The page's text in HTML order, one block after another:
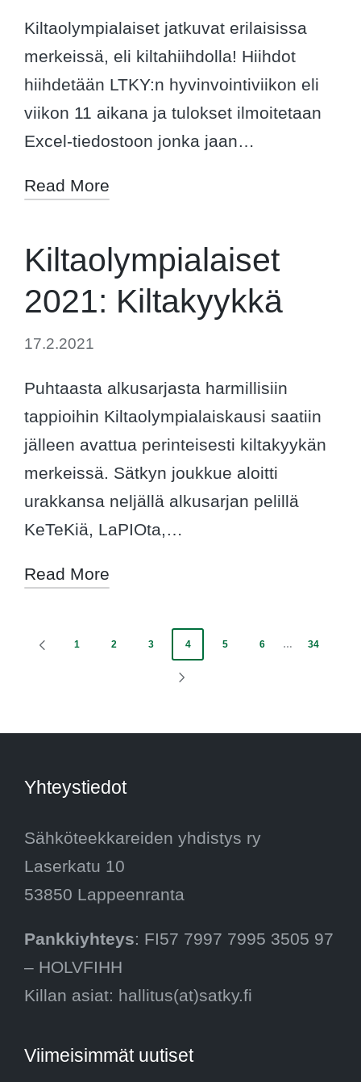
Kiltaolympialaiset jatkuvat erilaisissa
merkeissä, eli kiltahiihdolla! Hiihdot
hiihdetään LTKY:n hyvinvointiviikon eli
viikon 11 aikana ja tulokset ilmoitetaan
Excel-tiedostoon jonka jaan…
Read More
Kiltaolympialaiset
2021: Kiltakyykkä
17.2.2021
Puhtaasta alkusarjasta harmillisiin
tappioihin Kiltaolympialaiskausi saatiin
jälleen avattua perinteisesti kiltakyykän
merkeissä. Sätkyn joukkue aloitti
urakkansa neljällä alkusarjan pelillä
KeTeKiä, LaPIOta,…
Read More
Posts
PREVIOUS
1 2 3 4 5 6 … 34
Yhteystiedot
Sähköteekkareiden yhdistys ry
Laserkatu 10
53850 Lappeenranta
Pankkiyhteys: FI57 7997 7995 3505 97
– HOLVFIHH
Killan asiat: hallitus(at)satky.fi
Viimeisimmät uutiset